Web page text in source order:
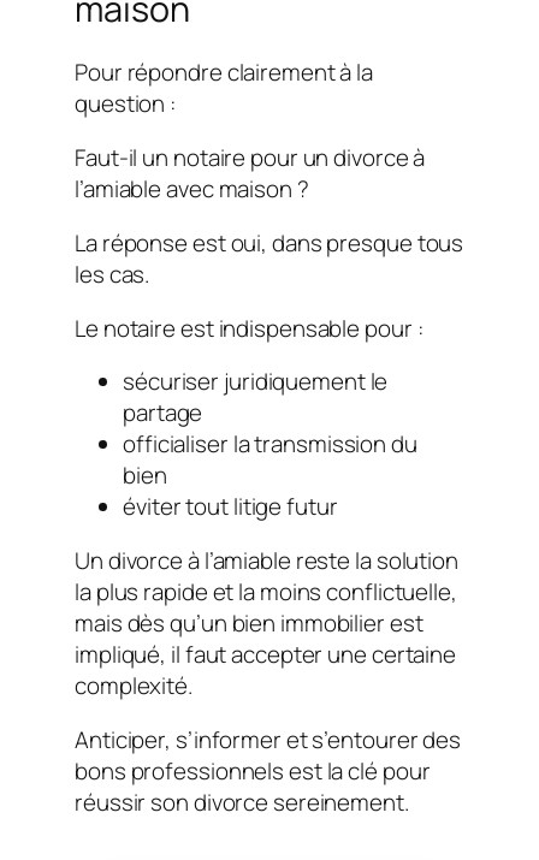
Pour répondre clairement à la
question :
Faut-il un notaire pour un divorce à
l’amiable avec maison ?
La réponse est oui, dans presque tous
les cas.
Le notaire est indispensable pour :
sécuriser juridiquement le
partage
officialiser la transmission du
bien
éviter tout litige futur
Un divorce à l’amiable reste la solution
la plus rapide et la moins conflictuelle,
mais dès qu’un bien immobilier est
impliqué, il faut accepter une certaine
complexité.
Anticiper, s’informer et s’entourer des
bons professionnels est la clé pour
réussir son divorce sereinement.